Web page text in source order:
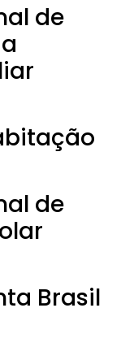
de
de
Brasil